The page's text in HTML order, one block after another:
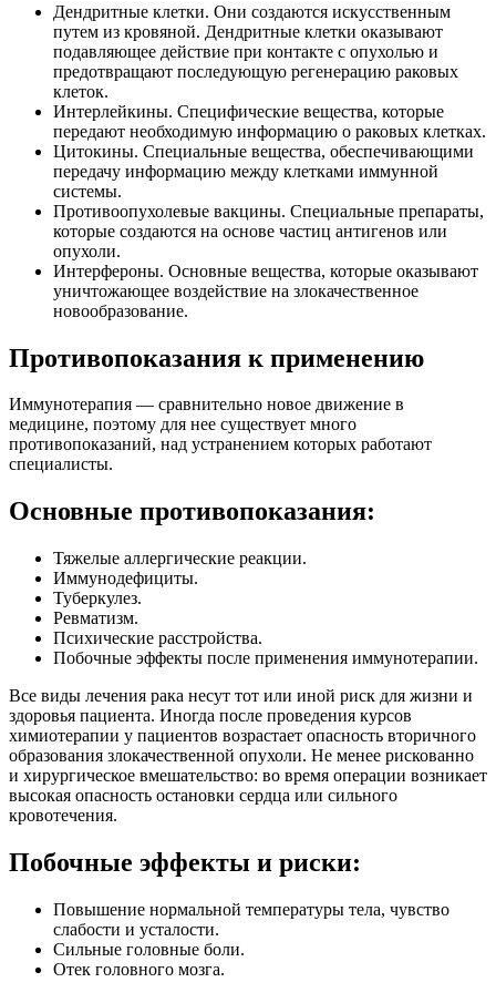
Дендритные клетки. Они создаются искусственным
путем из кровяной. Дендритные клетки оказывают
подавляющее действие при контакте с опухолью и
предотвращают последующую регенерацию раковых
клеток.
Интерлейкины. Специфические вещества, которые
передают необходимую информацию о раковых клетках.
Цитокины. Специальные вещества, обеспечивающими
передачу информацию между клетками иммунной
системы.
Противоопухолевые вакцины. Специальные препараты,
которые создаются на основе частиц антигенов или
опухоли.
Интерфероны. Основные вещества, которые оказывают
уничтожающее воздействие на злокачественное
новообразование.
Противопоказания к применению
Иммунотерапия — сравнительно новое движение в
медицине, поэтому для нее существует много
противопоказаний, над устранением которых работают
специалисты.
Основные противопоказания:
Тяжелые аллергические реакции.
Иммунодефициты.
Туберкулез.
Ревматизм.
Психические расстройства.
Побочные эффекты после применения иммунотерапии.
Все виды лечения рака несут тот или иной риск для жизни и
здоровья пациента. Иногда после проведения курсов
химиотерапии у пациентов возрастает опасность вторичного
образования злокачественной опухоли. Не менее рискованно
и хирургическое вмешательство: во время операции возникает
высокая опасность остановки сердца или сильного
кровотечения.
Побочные эффекты и риски:
Повышение нормальной температуры тела, чувство
слабости и усталости.
Сильные головные боли.
Отек головного мозга.